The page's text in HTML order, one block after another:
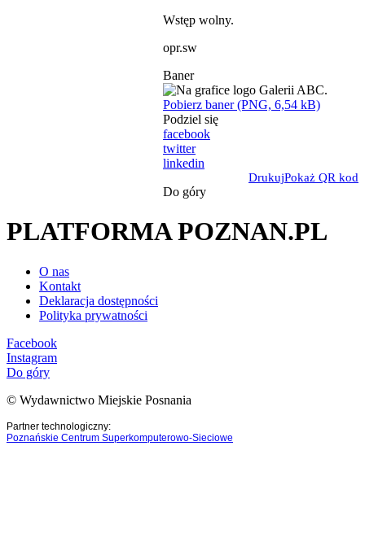
Wstęp wolny.
opr.sw
Baner
Pobierz baner (PNG, 6,54 kB)
Podziel się
facebook
twitter
linkedin
DrukujPokaż QR kod
Do góry
PLATFORMA POZNAN.PL
O nas
Kontakt
Deklaracja dostępności
Polityka prywatności
Facebook
Instagram
Do góry
© Wydawnictwo Miejskie Posnania
Partner technologiczny:
Poznańskie Centrum Superkomputerowo-Sieciowe